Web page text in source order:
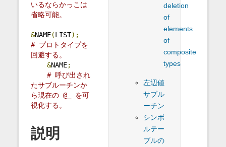
deletion
of
elements
of
composite
types
左辺値
サブル
ーチン
シンボ
ルテー
ブルの
いるならかっこは
省略可能。
&NAME(LIST);
# プロトタイプを
回避する。
&NAME;
# 呼び出され
たサブルーチンか
ら現在の @_ を可
視化する。
説明